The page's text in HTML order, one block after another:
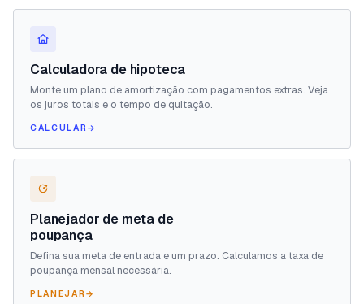
Calculadora de hipoteca
Monte um plano de amortização com pagamentos extras. Veja
os juros totais e o tempo de quitação.
CALCULAR→
Planejador de meta de
poupança
Defina sua meta de entrada e um prazo. Calculamos a taxa de
poupança mensal necessária.
PLANEJAR→